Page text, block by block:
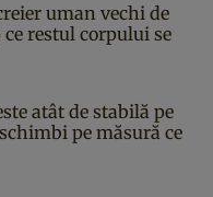
uman vechi de
restul corpului se
atât de stabilă pe
pe măsură ce